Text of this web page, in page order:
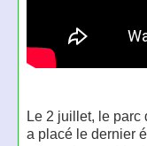
Le 2 juillet, le parc
a placé le dernier